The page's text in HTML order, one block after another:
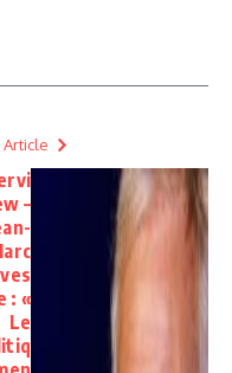
Article
–
: «
Le